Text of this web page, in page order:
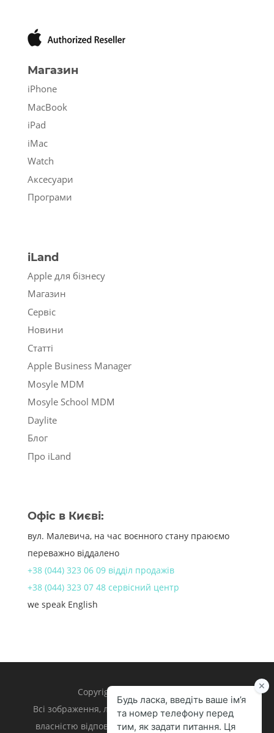
Магазин
iPhone
MacBook
iPad
iMac
Watch
Аксесуари
Програми
iLand
Apple для бізнесу
Магазин
Сервіс
Новини
Статті
Apple Business Manager
Mosyle MDM
Mosyle School MDM
Daylite
Блог
Про iLand
Офіс в Києві:
вул. Малевича, на час воєнного стану праюємо
переважно віддалено
+38 (044) 323 06 09 відділ продажів
+38 (044) 323 07 48 сервісний центр
we speak English
Copyright 1998 – 2024 iLand.
Всі зображення, логотипи та торгівельні марки є
власністю відповідних власників. Apple, iPhone,